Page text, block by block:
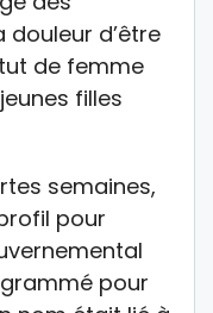
douleur d’être
de femme
filles
semaines,
pour
pour